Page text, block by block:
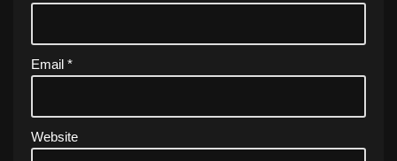
Email *
Website